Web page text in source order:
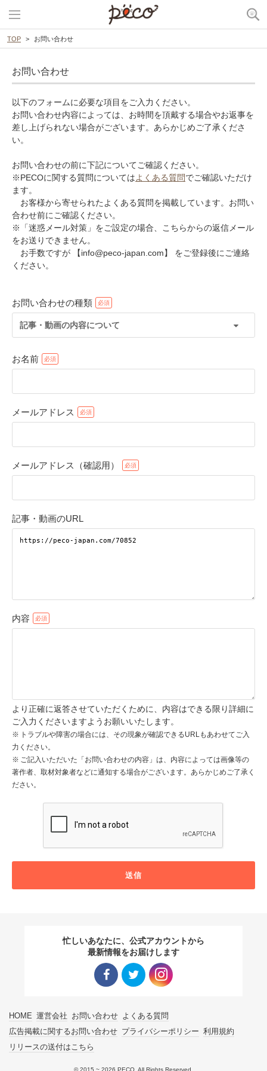
TOP お問い合わせ
お問い合わせ
以下のフォームに必要な項目をご入力ください。
お問い合わせ内容によっては、お時間を頂戴する場合やお返事を
差し上げられない場合がございます。あらかじめご了承くださ
い。
お問い合わせの前に下記についてご確認ください。
※PECOに関する質問についてはよくある質問でご確認いただけ
ます。
お客様から寄せられたよくある質問を掲載しています。お問い
合わせ前にご確認ください。
※「迷惑メール対策」をご設定の場合、こちらからの返信メール
をお送りできません。
お手数ですが 【info@peco-japan.com】 をご登録後にご連絡
ください。
お問い合わせの種類
記事・動画の内容について
お名前
メールアドレス
メールアドレス（確認用）
記事・動画のURL
内容
より正確に返答させていただくために、内容はできる限り詳細に
ご入力くださいますようお願いいたします。
トラブルや障害の場合には、その現象が確認できるURLもあわせてご入
力ください。
ご記入いただいた「お問い合わせの内容」は、内容によっては画像等の
著作者、取材対象者などに通知する場合がございます。あらかじめご了承く
ださい。
送信
忙しいあなたに、公式アカウントから
最新情報をお届けします
HOME 運営会社 お問い合わせ よくある質問
広告掲載に関するお問い合わせ プライバシーポリシー 利用規約
リリースの送付はこちら
© 2015 ~ 2026 PECO. All Rights Reserved.
アプリで開く